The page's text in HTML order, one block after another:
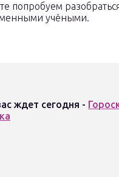
попробуем
учёными.
ждет сегодня -